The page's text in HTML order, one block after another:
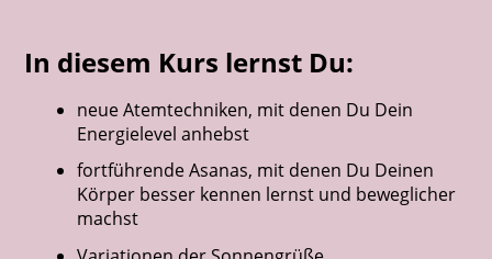
In diesem Kurs lernst Du:
neue Atemtechniken, mit denen Du Dein
Energielevel anhebst
fortführende Asanas, mit denen Du Deinen
Körper besser kennen lernst und beweglicher
machst